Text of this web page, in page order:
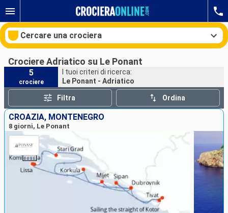
Cercare una crociera
Le nostre destinazioni
Mesi di partenza
Porti
Crociere Adriatico su Le Ponant
5
crociere
I tuoi criteri di ricerca:
Le Ponant - Adriatico
Filtra Ordina
CROAZIA, MONTENEGRO
8 giorni, Le Ponant